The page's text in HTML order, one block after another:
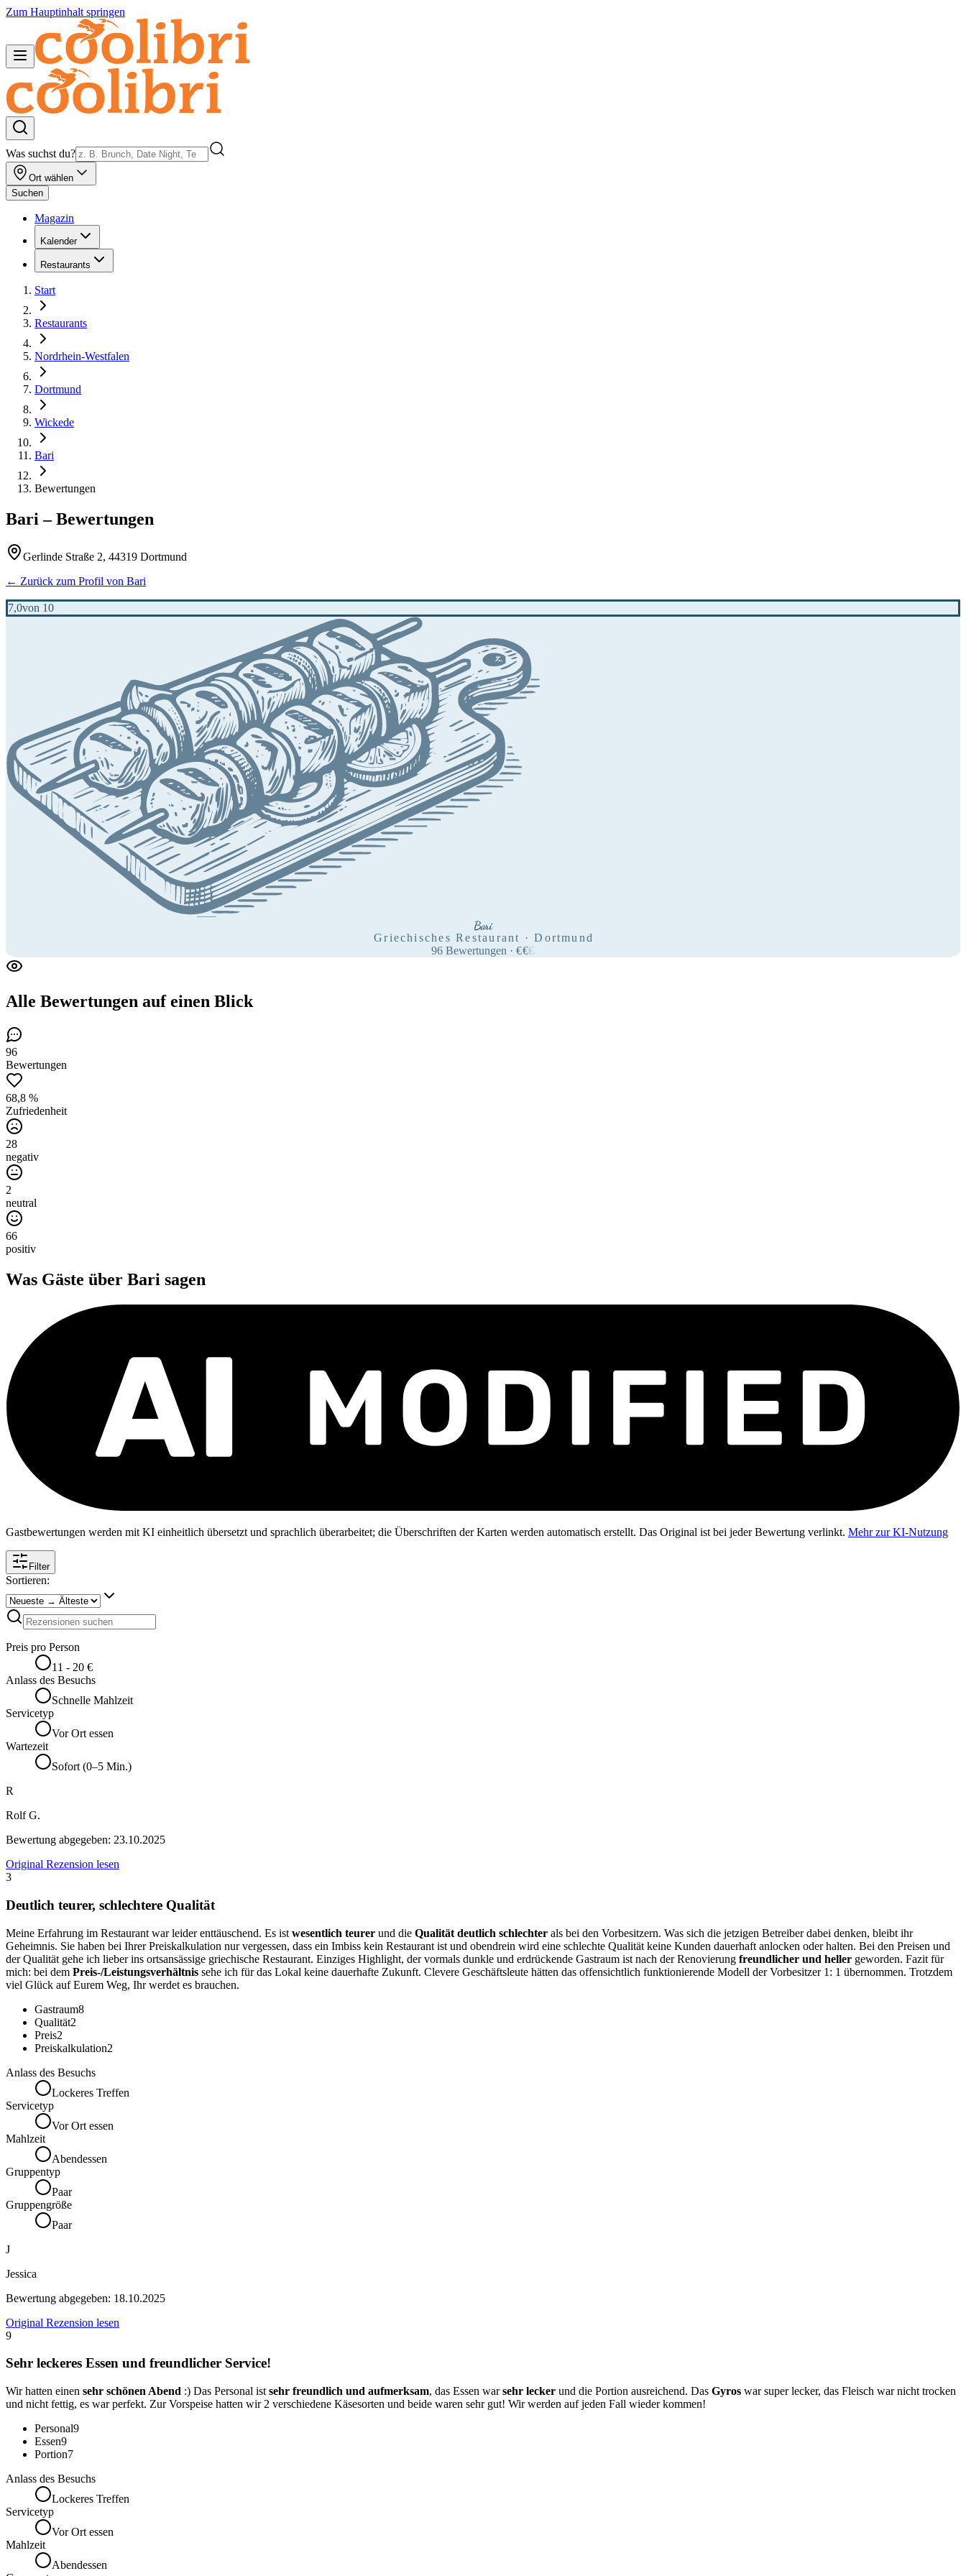
Zum Hauptinhalt springen
Was suchst du?
Ort wählen
Suchen
Magazin
Kalender
Restaurants
Start
Restaurants
Nordrhein-Westfalen
Dortmund
Wickede
Bari
Bewertungen
Bari – Bewertungen
Gerlinde Straße 2, 44319 Dortmund
← Zurück zum Profil von Bari
7,0von 10
Bari
Griechisches Restaurant · Dortmund
96 Bewertungen ·€€€
Alle Bewertungen auf einen Blick
96
Bewertungen
68,8 %
Zufriedenheit
28
negativ
2
neutral
66
positiv
Was Gäste über Bari sagen
Gastbewertungen werden mit KI einheitlich übersetzt und sprachlich überarbeitet; die Überschriften der Karten werden automatisch erstellt. Das Original ist bei jeder Bewertung verlinkt. Mehr zur KI-Nutzung
Filter
Sortieren:
Preis pro Person
11 - 20 €
Anlass des Besuchs
Schnelle Mahlzeit
Servicetyp
Vor Ort essen
Wartezeit
Sofort (0–5 Min.)
R
Rolf G.
Bewertung abgegeben: 23.10.2025
Original Rezension lesen
3
Deutlich teurer, schlechtere Qualität
Meine Erfahrung im Restaurant war leider enttäuschend. Es ist wesentlich teurer und die Qualität deutlich schlechter als bei den Vorbesitzern. Was sich die jetzigen Betreiber dabei denken, bleibt ihr
Geheimnis. Sie haben bei Ihrer Preiskalkulation nur vergessen, dass ein Imbiss kein Restaurant ist und obendrein wird eine schlechte Qualität keine Kunden dauerhaft anlocken oder halten. Bei den Preisen und
der Qualität gehe ich lieber ins ortsansässige griechische Restaurant. Einziges Highlight, der vormals dunkle und erdrückende Gastraum ist nach der Renovierung freundlicher und heller geworden. Fazit für
mich: bei dem Preis-/Leistungsverhältnis sehe ich für das Lokal keine dauerhafte Zukunft. Clevere Geschäftsleute hätten das offensichtlich funktionierende Modell der Vorbesitzer 1: 1 übernommen. Trotzdem
viel Glück auf Eurem Weg, Ihr werdet es brauchen.
Gastraum8
Qualität2
Preis2
Preiskalkulation2
Anlass des Besuchs
Lockeres Treffen
Servicetyp
Vor Ort essen
Mahlzeit
Abendessen
Gruppentyp
Paar
Gruppengröße
Paar
J
Jessica
Bewertung abgegeben: 18.10.2025
Original Rezension lesen
9
Sehr leckeres Essen und freundlicher Service!
Wir hatten einen sehr schönen Abend :) Das Personal ist sehr freundlich und aufmerksam, das Essen warsehr lecker und die Portion ausreichend. Das Gyros war super lecker, das Fleisch war nicht trocken
und nicht fettig, es war perfekt. Zur Vorspeise hatten wir 2 verschiedene Käsesorten und beide waren sehr gut! Wir werden auf jeden Fall wieder kommen!
Personal9
Essen9
Portion7
Anlass des Besuchs
Lockeres Treffen
Servicetyp
Vor Ort essen
Mahlzeit
Abendessen